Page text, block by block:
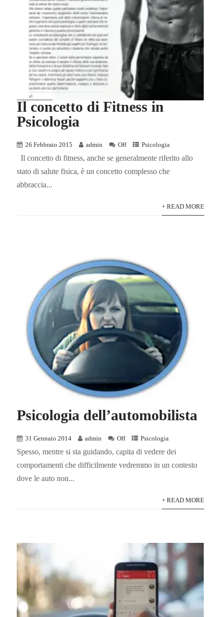
Il concetto di Fitness in
Psicologia
26 Febbraio 2015 admin Off Psicologia
Il concetto di fitness, anche se generalmente riferito allo
stato di salute fisica, è un concetto complesso che
abbraccia...
+ READ MORE
Psicologia dell’automobilista
31 Gennaio 2014 admin Off Psicologia
Spesso, mentre si sta guidando, capita di vedere dei
comportamenti che difficilmente vedremmo in un contesto
dove le auto non...
+ READ MORE